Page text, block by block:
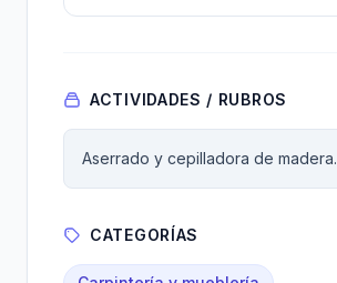
ACTIVIDADES / RUBROS
Aserrado y cepilladora de madera.
CATEGORÍAS